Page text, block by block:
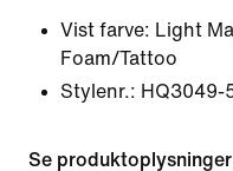
Vist farve: Light
Foam/Tattoo
Stylenr.: HQ3049-
Se produktoplysninger